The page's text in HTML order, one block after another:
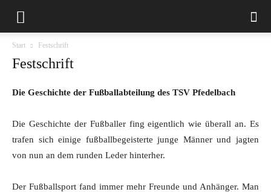
Start Festschrift
Festschrift
Die Geschichte der Fußballabteilung des TSV Pfedelbach
Die Geschichte der Fußballer fing eigentlich wie überall an. Es
trafen sich einige fußballbegeisterte junge Männer und jagten
von nun an dem runden Leder hinterher.
Der Fußballsport fand immer mehr Freunde und Anhänger. Man